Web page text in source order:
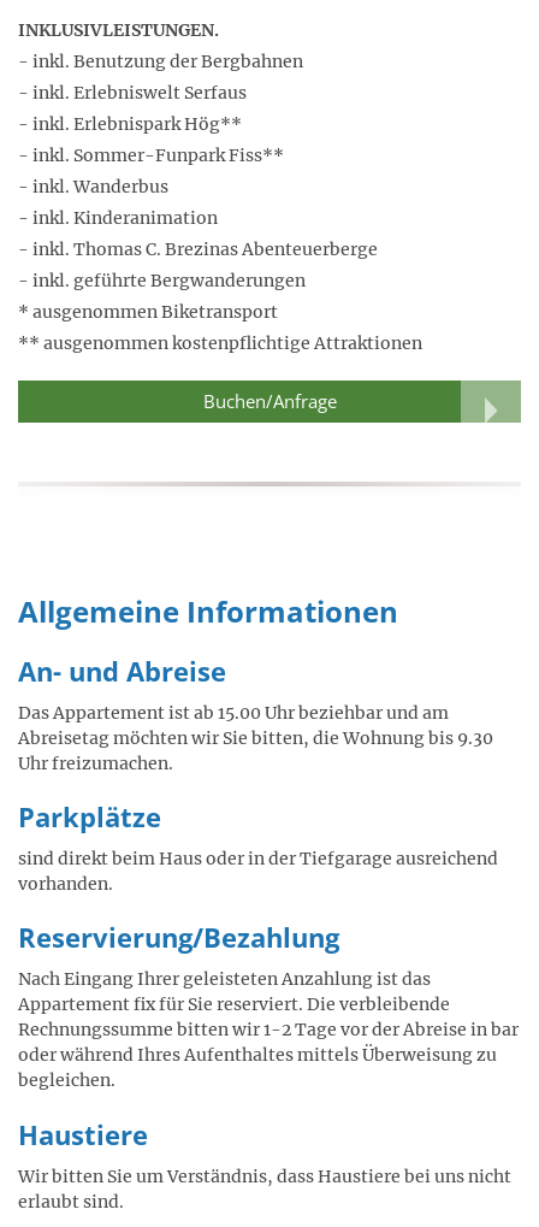
INKLUSIVLEISTUNGEN.
- inkl. Benutzung der Bergbahnen
- inkl. Erlebniswelt Serfaus
- inkl. Erlebnispark Hög**
- inkl. Sommer-Funpark Fiss**
- inkl. Wanderbus
- inkl. Kinderanimation
- inkl. Thomas C. Brezinas Abenteuerberge
- inkl. geführte Bergwanderungen
* ausgenommen Biketransport
** ausgenommen kostenpflichtige Attraktionen
Buchen/Anfrage
Allgemeine Informationen
An- und Abreise
Das Appartement ist ab 15.00 Uhr beziehbar und am
Abreisetag möchten wir Sie bitten, die Wohnung bis 9.30
Uhr freizumachen.
Parkplätze
sind direkt beim Haus oder in der Tiefgarage ausreichend
vorhanden.
Reservierung/Bezahlung
Nach Eingang Ihrer geleisteten Anzahlung ist das
Appartement fix für Sie reserviert. Die verbleibende
Rechnungssumme bitten wir 1-2 Tage vor der Abreise in bar
oder während Ihres Aufenthaltes mittels Überweisung zu
begleichen.
Haustiere
Wir bitten Sie um Verständnis, dass Haustiere bei uns nicht
erlaubt sind.